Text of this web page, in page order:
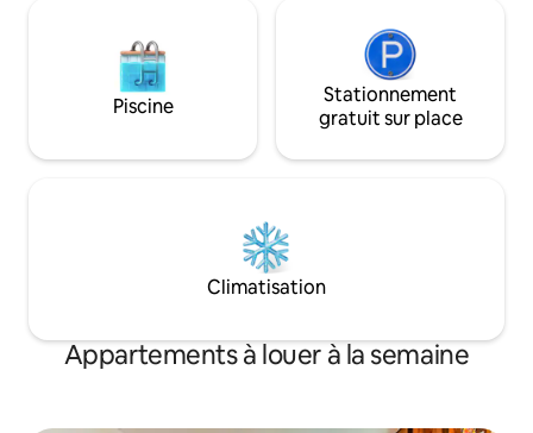
Piscine
Stationnement
gratuit sur place
Climatisation
Appartements à louer à la semaine